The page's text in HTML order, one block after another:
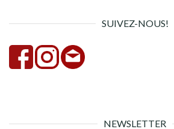
SUIVEZ-NOUS!
NEWSLETTER